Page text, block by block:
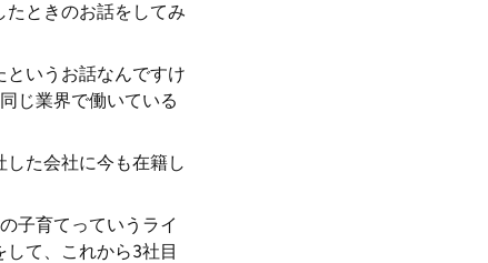
ときのお話をしてみ
いうお話なんですけ
じ業界で働いている
た会社に今も在籍し
子育てっていうライ
て、これから3社目